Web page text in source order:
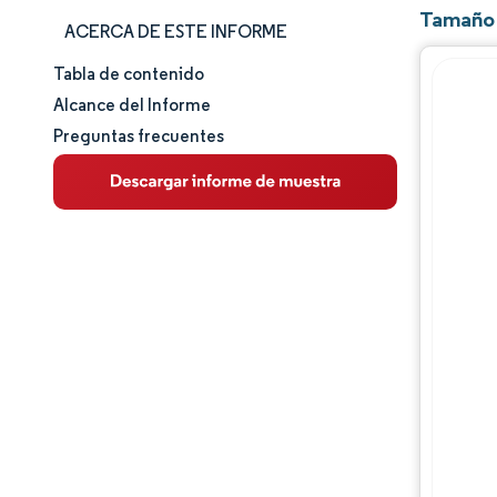
ACERCA DE ESTE INFORME
Tamaño y cuota de mercado
Análisis de mercado
Tendencias e ideas
Tabla de contenido
Alcance del Informe
Preguntas frecuentes